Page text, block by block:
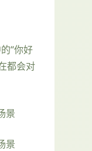
“你好
都会对
景
景